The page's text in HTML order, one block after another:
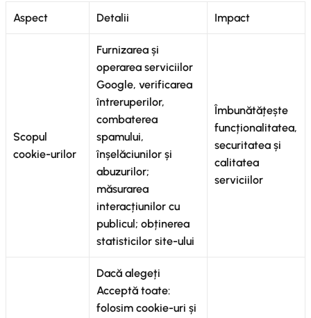
Aspect Detalii Impact
Scopul
cookie-urilor
Furnizarea și
operarea serviciilor
Google, verificarea
întreruperilor,
combaterea
spamului,
înșelăciunilor și
abuzurilor;
măsurarea
interacțiunilor cu
publicul; obținerea
statisticilor site-ului
Îmbunătățește
funcționalitatea,
securitatea și
calitatea
serviciilor
Dacă alegeți
Acceptă toate:
folosim cookie-uri și